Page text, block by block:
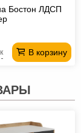
Бостон ЛДСП
В корзину